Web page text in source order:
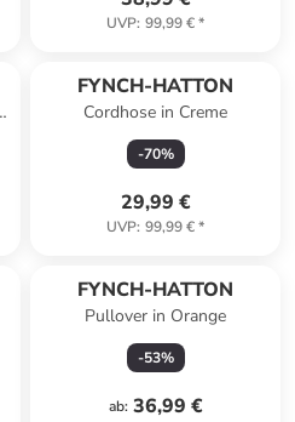
UVP: 99,99 €*
FYNCH-HATTON
Cordhose in Creme
-70%
29,99 €
UVP: 99,99 €*
FYNCH-HATTON
Pullover in Orange
-53%
ab: 36,99 €